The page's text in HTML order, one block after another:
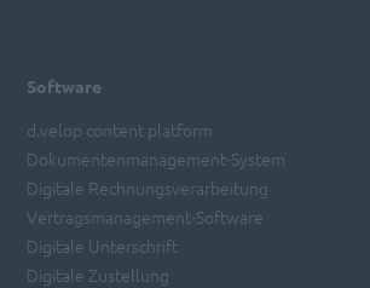
Software
d.velop content platform
Dokumentenmanagement-System
Digitale Rechnungsverarbeitung
Vertragsmanagement-Software
Digitale Unterschrift
Digitale Zustellung